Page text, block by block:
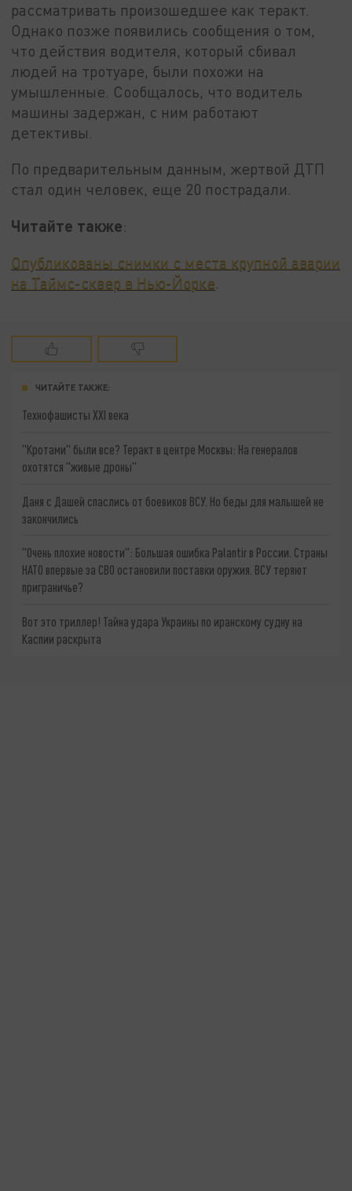
рассматривать произошедшее как теракт.
Однако позже появились сообщения о том,
что действия водителя, который сбивал
людей на тротуаре, были похожи на
умышленные. Сообщалось, что водитель
машины задержан, с ним работают
детективы.
По предварительным данным, жертвой ДТП
стал один человек, еще 20 пострадали.
Читайте также:
Опубликованы снимки с места крупной аварии
на Таймс-сквер в Нью-Йорке
ЧИТАЙТЕ ТАКЖЕ:
Технофашисты XXI века
"Кротами" были все? Теракт в центре Москвы: На генералов
охотятся "живые дроны"
Даня с Дашей спаслись от боевиков ВСУ. Но беды для малышей не
закончились
"Очень плохие новости": Большая ошибка Palantir в России. Страны
НАТО впервые за СВО остановили поставки оружия. ВСУ теряют
приграничье?
Вот это триллер! Тайна удара Украины по иранскому судну на
Каспии раскрыта